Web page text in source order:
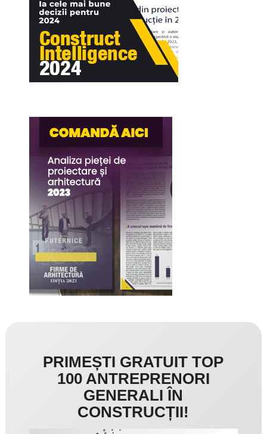
PRIMEȘTI GRATUIT TOP
100 ANTREPRENORI
GENERALI ÎN
CONSTRUCȚII!